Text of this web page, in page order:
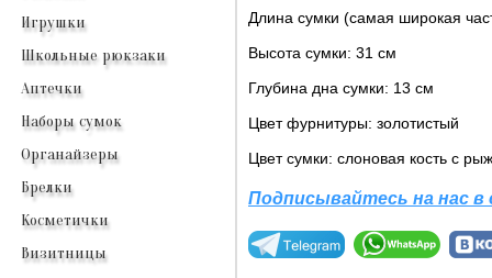
Игрушки
Школьные рюкзаки
Аптечки
Наборы сумок
Органайзеры
Брелки
Косметички
Визитницы
Длина сумки (самая широкая
Высота сумки: 31 см
Глубина дна сумки: 13 см
Цвет фурнитуры: золотистый
Цвет сумки: слоновая кость с
Подписывайтесь на нас